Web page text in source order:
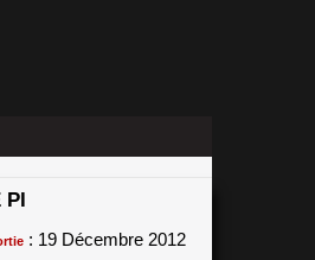
PI
: 19 Décembre 2012